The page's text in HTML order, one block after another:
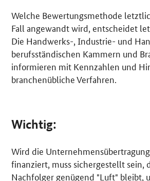
Welche Bewertungsmethode
Fall angewandt wird, entscheidet
Die Handwerks-, Industrie- und
berufsständischen Kammern und
informieren mit Kennzahlen und
branchenübliche Verfahren.
Wichtig:
Wird die
finanziert, muss sichergestellt sein,
Nachfolger genügend "Luft" bleibt,